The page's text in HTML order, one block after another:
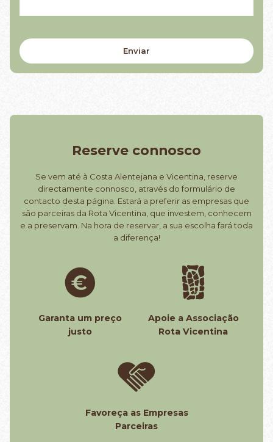
Reserve connosco
Se vem até à Costa Alentejana e Vicentina, reserve
directamente connosco, através do formulário de
contacto desta página. Estará a preferir as empresas que
são parceiras da Rota Vicentina, que investem, conhecem
e a preservam. Na hora de reservar, a sua escolha fará toda
a diferença!
Garanta um preço
justo
Apoie a Associação
Rota Vicentina
Favoreça as Empresas
Parceiras